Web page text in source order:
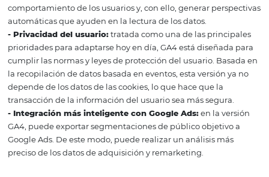
Conservación de datos
Una actualización que trajo muchas preguntas es la
de datos. En este cambio, es importante prestar
utilizar los Informes de la función Explorar de GA4, pues
dependiendo de tu análisis, será necesario cambiar el
predeterminado de Retención de datos de la propiedad.
En Universal Analytics los periodos de retención son: 14